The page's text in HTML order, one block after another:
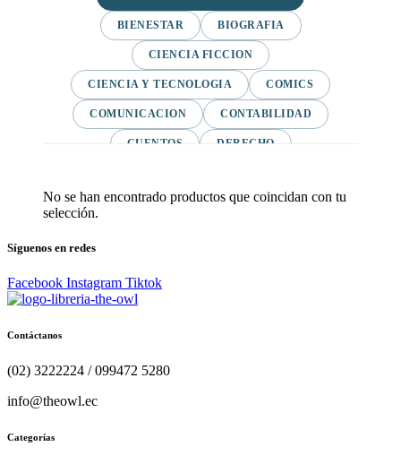
BIENESTAR BIOGRAFIA
CIENCIA FICCION
CIENCIA Y TECNOLOGIA COMICS
COMUNICACION CONTABILIDAD
CUENTOS DERECHO
DICCIONARIOS EBOOKS
EDUCACION Y PEDAGOGIA
HOTELERIA Y TURISMO
No se han encontrado productos que coincidan con tu
selección.
Síguenos en redes
Facebook Instagram Tiktok
Contáctanos
(02) 3222224 / 099472 5280
info@theowl.ec
Categorías